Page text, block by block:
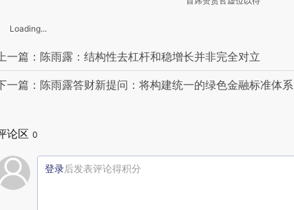
Loading...
一篇：陈雨露：结构性去杠杆和稳增长并非完全对立
一篇：陈雨露答财新提问：将构建统一的绿色金融标准体系
论区 0
登录后发表评论得积分